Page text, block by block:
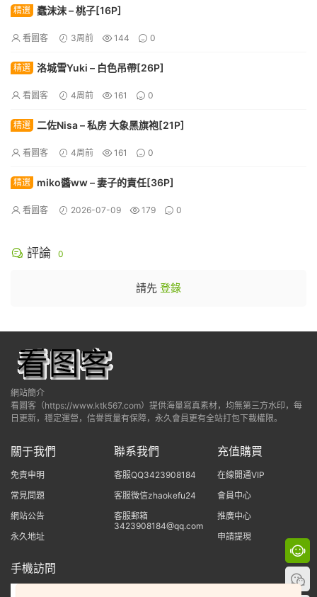
精選 蠢沫沫 – 桃子[16P]
看圖客 3周前 144 0
精選 洛城雪Yuki – 白色吊帶[26P]
看圖客 4周前 161 0
精選 二佐Nisa – 私房 大象黑旗袍[21P]
看圖客 4周前 161 0
精選 miko醬ww – 妻子的責任[36P]
看圖客 2026-07-09 179 0
評論 0
請先 登錄
網站簡介
看圖客（https://www.ktk567.com）提供海量寫真素材，均無第三方水印，每
日更新，穩定運營，信譽質量有保障，永久會員更有全站打包下載權限。
關于我們
免責申明
常見問題
網站公告
永久地址
聯系我們
客服QQ3423908184
客服微信zhaokefu24
客服郵箱
3423908184@qq.com
充值購買
在線開通VIP
會員中心
推廣中心
申請提現
手機訪問